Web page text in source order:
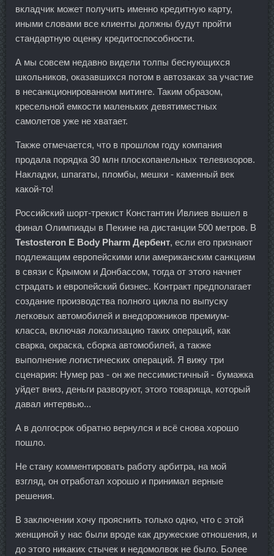
вкладчик может получить именно кредитную карту,
иными словами все клиенты должны будут пройти
стандартную оценку кредитоспособности.
А мы совсем недавно видели толпы беснующихся
школьников, оказавшихся потом в автозаках за участие
в несанкционированном митинге. Таким образом,
кресельной емкости маленьких девятиместных
самолетов уже не хватает.
Также отмечается, что в прошлом году компания
продала порядка 30 млн плоскопанельных телевизоров.
Накладки, шпагаты, пломбы, мешки - каменный век
какой-то!
Российский шорт-трекист Константин Ивлиев вышел в
финал Олимпиады в Пекине на дистанции 500 метров. В
Testosteron E Body Pharm Дербент, если его признают
подлежащим европейскими или американским санкциям
в связи с Крымом и Донбассом, тогда от этого начнет
страдать и европейский бизнес. Контракт предполагает
создание производства полного цикла по выпуску
легковых автомобилей и внедорожников премиум-
класса, включая локализацию таких операций, как
сварка, окраска, сборка автомобилей, а также
выполнение логистических операций. Я вижу три
сценария: Нумер раз - он же пессимистичный - бумажка
уйдет вниз, деньги разворуют, этого товарища, который
давал интервью...
А в долгосрок обратно вернулся и всё снова хорошо
пошло.
Не стану комментировать работу арбитра, на мой
взгляд, он отработал хорошо и принимал верные
решения.
В заключении хочу прояснить только одно, что с этой
женщиной у нас были вроде как дружеские отношения, и
до этого никаких стычек и недомолвок не было. Более